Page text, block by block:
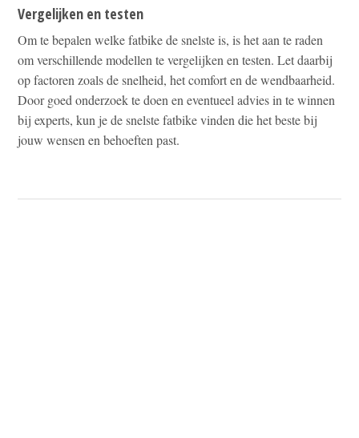
Vergelijken en testen
Om te bepalen welke fatbike de snelste is, is het aan te raden
om verschillende modellen te vergelijken en testen. Let daarbij
op factoren zoals de snelheid, het comfort en de wendbaarheid.
Door goed onderzoek te doen en eventueel advies in te winnen
bij experts, kun je de snelste fatbike vinden die het beste bij
jouw wensen en behoeften past.